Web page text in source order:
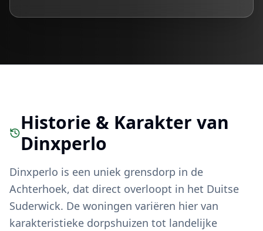
Historie & Karakter van
Dinxperlo
Dinxperlo is een uniek grensdorp in de
Achterhoek, dat direct overloopt in het Duitse
Suderwick. De woningen variëren hier van
karakteristieke dorpshuizen tot landelijke